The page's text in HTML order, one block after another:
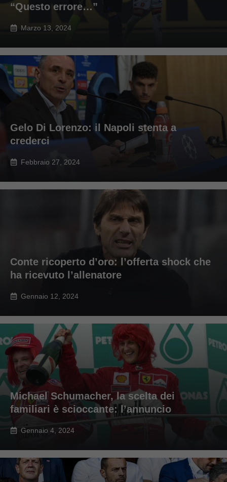
“Questo errore…”
Marzo 13, 2024
Gelo Di Lorenzo: il Napoli stenta a
crederci
Febbraio 27, 2024
Conte ricoperto d’oro: l’offerta shock che
ha ricevuto l’allenatore
Gennaio 12, 2024
Michael Schumacher, la scelta dei
familiari è scioccante: l’annuncio
Gennaio 4, 2024